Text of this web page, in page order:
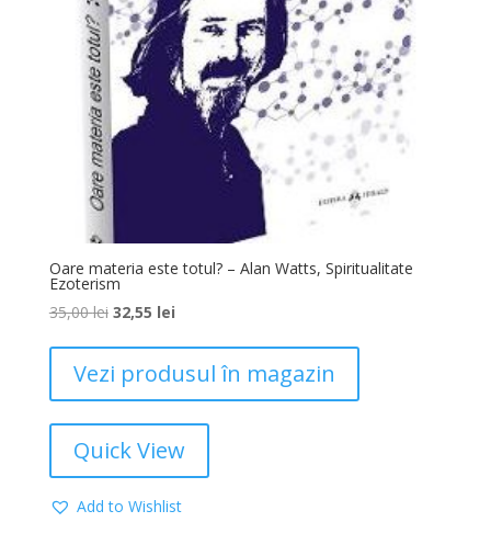
Oare materia este totul? – Alan Watts, Spiritualitate
Ezoterism
35,00lei 32,55 lei
Vezi produsul în magazin
Quick View
Add to Wishlist